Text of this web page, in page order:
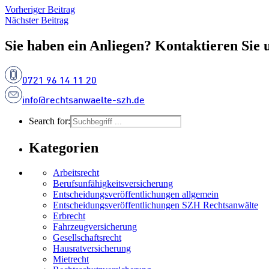
Vorheriger Beitrag
Nächster Beitrag
Sie haben ein Anliegen? Kontaktieren Sie
0721 96 14 11 20
info@rechtsanwaelte-szh.de
Search for:
Kategorien
Arbeitsrecht
Berufsunfähigkeitsversicherung
Entscheidungs­­veröffentlichungen allgemein
Entscheidungs­veröffentlichungen SZH Rechtsanwälte
Erbrecht
Fahrzeugversicherung
Gesellschaftsrecht
Hausratversicherung
Mietrecht